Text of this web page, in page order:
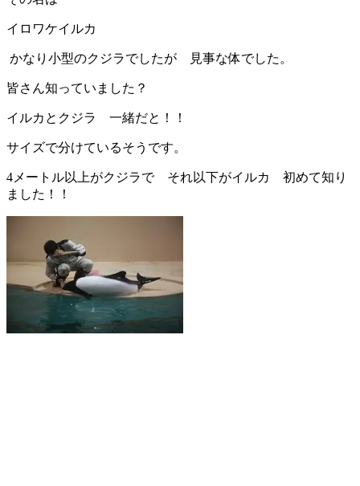
イロワケイルカ
かなり小型のクジラでしたが 見事な体でした。
皆さん知っていました？
イルカとクジラ 一緒だと！！
サイズで分けているそうです。
4メートル以上がクジラで それ以下がイルカ 初めて知り
ました！！